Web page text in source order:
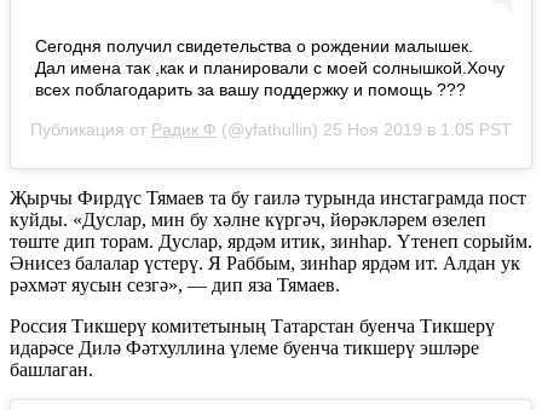
Сегодня получил свидетельства о рождении малышек.
Дал имена так ,как и планировали с моей солнышкой.Хочу
всех поблагодарить за вашу поддержку и помощь ???
Публикация от Радик Ф (@yfathullin) 25 Ноя 2019 в 1:05 PST
Җырчы Фирдүс Тямаев та бу гаилә турында инстаграмда пост
куйды. «Дуслар, мин бу хәлне күргәч, йөрәкләрем өзелеп
төште дип торам. Дуслар, ярдәм итик, зинһар. Үтенеп сорыйм.
Әнисез балалар үстерү. Я Раббым, зинһар ярдәм ит. Алдан ук
рәхмәт яусын сезгә», — дип яза Тямаев.
Россия Тикшерү комитетының Татарстан буенча Тикшерү
идарәсе Дилә Фәтхуллина үлеме буенча тикшерү эшләре
башлаган.